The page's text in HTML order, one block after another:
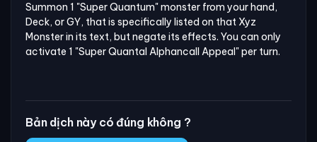
Summon 1 "Super Quantum" monster from your hand,
Deck, or GY, that is specifically listed on that Xyz
Monster in its text, but negate its effects. You can only
activate 1 "Super Quantal Alphancall Appeal" per turn.
Bản dịch này có đúng không ?